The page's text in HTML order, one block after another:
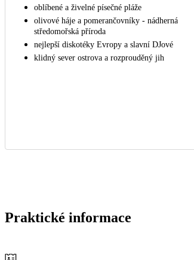
oblíbené a živelné písečné pláže
olivové háje a pomerančovníky - nádherná
středomořská příroda
nejlepší diskotéky Evropy a slavní DJové
klidný sever ostrova a rozprouděný jih
Praktické informace